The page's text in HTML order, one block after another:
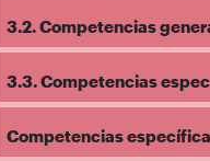
3.2. Competencias
3.3. Competencias
Competencias